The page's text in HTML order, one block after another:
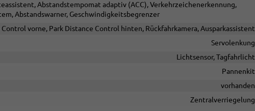
Abstandstempomat adaptiv (ACC), Verkehrzeichenerkennung,
Abstandswarner, Geschwindigkeitsbegrenzer
Control vorne, Park Distance Control hinten, Rückfahrkamera, Ausparkassistent
Servolenkung
Lichtsensor, Tagfahrlicht
Pannenkit
vorhanden
Zentralverriegelung